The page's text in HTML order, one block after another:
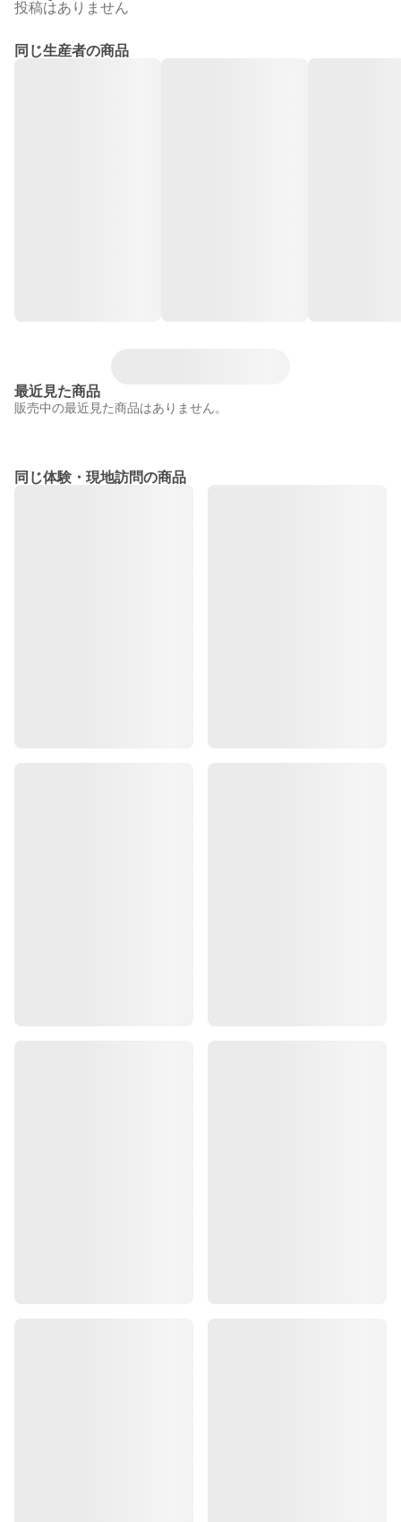
投稿はありません
同じ生産者の商品
最近見た商品
販売中の最近見た商品はありません。
同じ体験・現地訪問の商品